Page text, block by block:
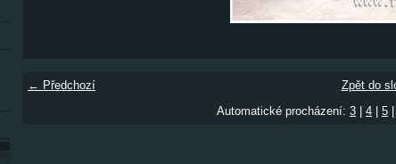
← Předchozí
Zpět do
Automatické procházení: 3 4 5